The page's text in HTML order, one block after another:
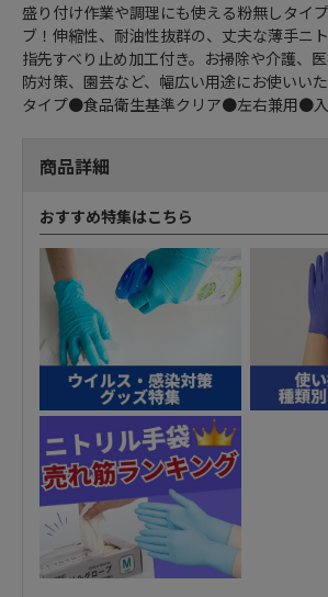
盛り付け作業や調理にも使える粉無しタイ
ブ！伸縮性、耐油性抜群の、丈夫な薄手ニ
指先すべり止め加工付き。お掃除や介護、
防対策、園芸など、幅広い用途にお使いい
タイプ●食品衛生基準クリア●左右兼用●
商品詳細
おすすめ特集はこちら